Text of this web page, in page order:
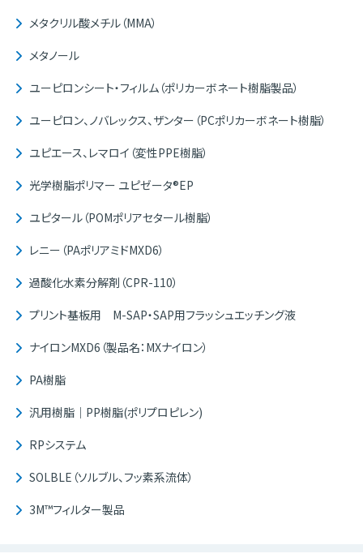
メタクリル酸メチル（MMA）
メタノール
ユーピロンシート・フィルム（ポリカーボネート樹脂製品）
ユーピロン、ノバレックス、ザンター（PCポリカーボネート樹脂）
ユピエース、レマロイ（変性PPE樹脂）
光学樹脂ポリマー ユピゼータ®EP
ユピタール（POMポリアセタール樹脂）
レニー（PAポリアミドMXD6）
過酸化水素分解剤（CPR-110）
プリント基板用 M-SAP・SAP用フラッシュエッチング液
ナイロンMXD6（製品名：MXナイロン）
PA樹脂
汎用樹脂｜PP樹脂(ポリプロピレン)
RPシステム
SOLBLE（ソルブル、フッ素系流体）
3M™フィルター製品